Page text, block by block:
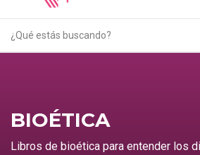
BIOÉTICA
Libros de bioética para entender los